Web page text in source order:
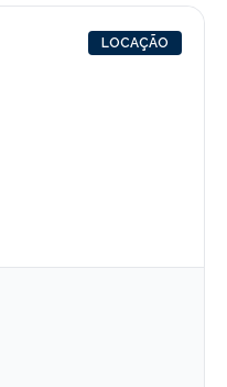
LOCAÇÃO